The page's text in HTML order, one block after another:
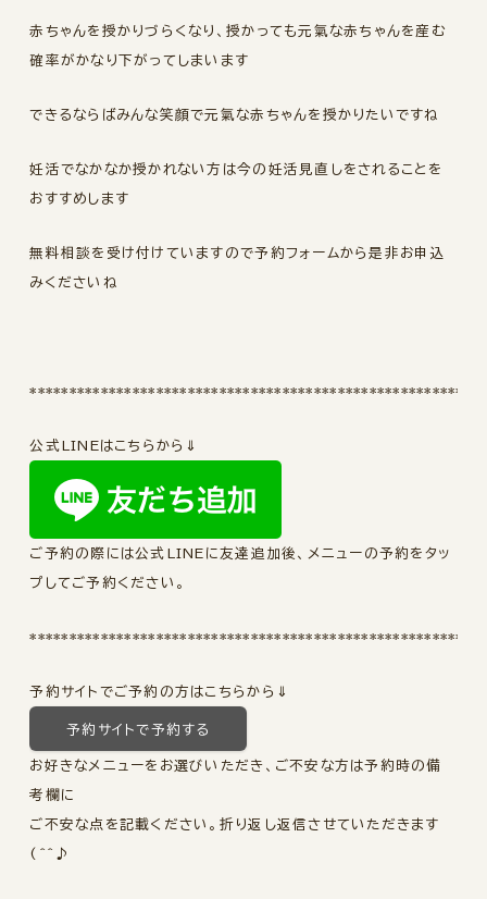
赤ちゃんを授かりづらくなり、授かっても元氣な赤ちゃんを産む
確率がかなり下がってしまいます
できるならばみんな笑顔で元氣な赤ちゃんを授かりたいですね
妊活でなかなか授かれない方は今の妊活見直しをされることを
おすすめします
無料相談を受け付けていますので予約フォームから是非お申込
みくださいね
公式LINEはこちらから⇓
ご予約の際には公式LINEに友達追加後、メニューの予約をタッ
プしてご予約ください。
**********************************************************
予約サイトでご予約の方はこちらから⇓
予約サイトで予約する
お好きなメニューをお選びいただき、ご不安な方は予約時の備
考欄に
ご不安な点を記載ください。折り返し返信させていただきます
(^^♪